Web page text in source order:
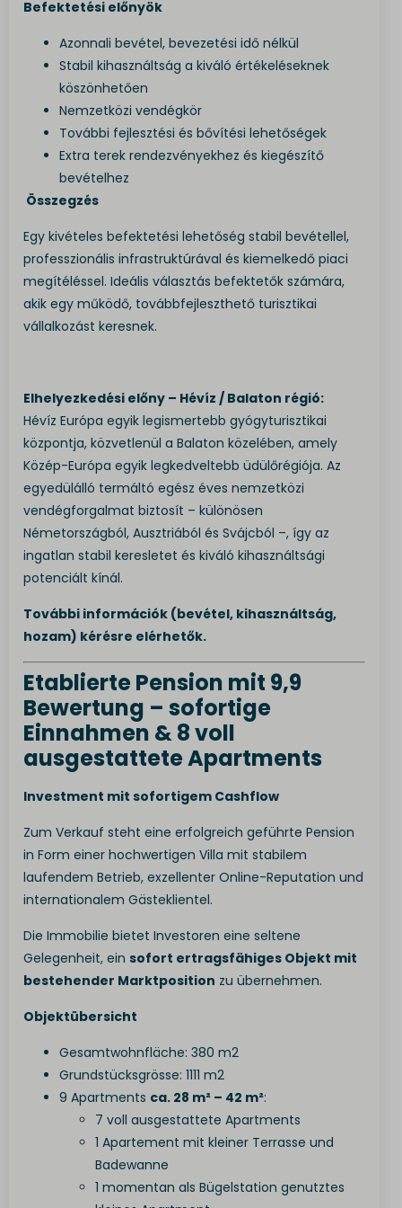
Befektetési előnyök
Azonnali bevétel, bevezetési idő nélkül
Stabil kihasználtság a kiváló értékeléseknek
köszönhetően
Nemzetközi vendégkör
További fejlesztési és bővítési lehetőségek
Extra terek rendezvényekhez és kiegészítő
bevételhez
Összegzés
Egy kivételes befektetési lehetőség stabil bevétellel,
professzionális infrastruktúrával és kiemelkedő piaci
megítéléssel. Ideális választás befektetők számára,
akik egy működő, továbbfejleszthető turisztikai
vállalkozást keresnek.
Elhelyezkedési előny – Hévíz / Balaton régió:
Hévíz Európa egyik legismertebb gyógyturisztikai
központja, közvetlenül a Balaton közelében, amely
Közép-Európa egyik legkedveltebb üdülőrégiója. Az
egyedülálló termáltó egész éves nemzetközi
vendégforgalmat biztosít – különösen
Németországból, Ausztriából és Svájcból –, így az
ingatlan stabil keresletet és kiváló kihasználtsági
potenciált kínál.
További információk (bevétel, kihasználtság,
hozam) kérésre elérhetők.
Etablierte Pension mit 9,9
Bewertung – sofortige
Einnahmen & 8 voll
ausgestattete Apartments
Investment mit sofortigem Cashflow
Zum Verkauf steht eine erfolgreich geführte Pension
in Form einer hochwertigen Villa mit stabilem
laufendem Betrieb, exzellenter Online-Reputation und
internationalem Gästeklientel.
Die Immobilie bietet Investoren eine seltene
Gelegenheit, ein sofort ertragsfähiges Objekt mit
bestehender Marktposition zu übernehmen.
Objektübersicht
Gesamtwohnfläche: 380 m2
Grundstücksgrösse: 1111 m2
9 Apartments ca. 28 m² – 42 m²:
7 voll ausgestattete Apartments
1 Apartement mit kleiner Terrasse und
Badewanne
1 momentan als Bügelstation genutztes